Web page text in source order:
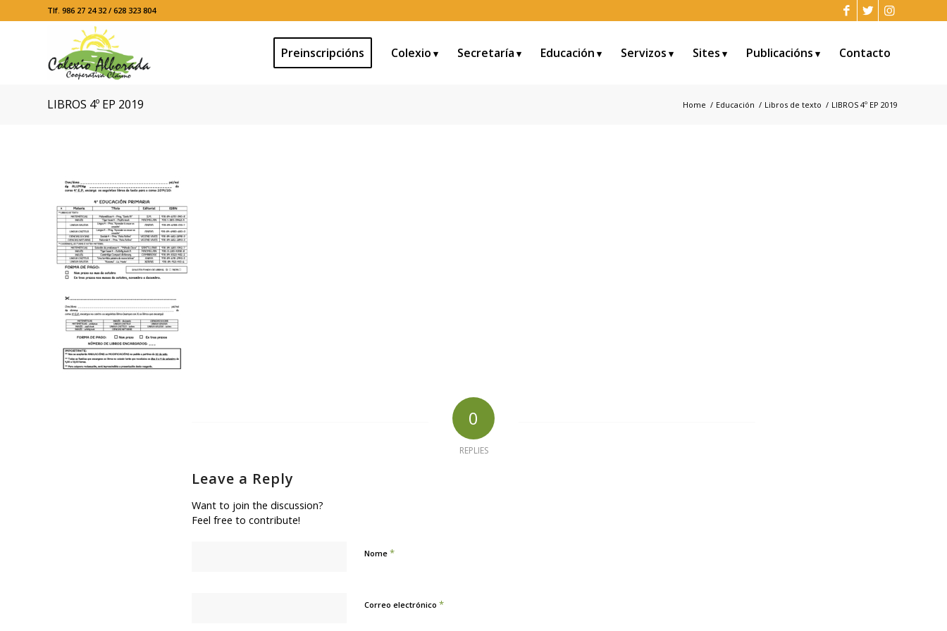
Tlf. 986 27 24 32 / 628 323 804
Preinscripcións Colexio Secretaría Educación Servizos Sites Publicacións Contacto
LIBROS 4º EP 2019 Home / Educación / Libros de texto / LIBROS 4º EP 2019
0
REPLIES
Leave a Reply
Want to join the discussion?
Feel free to contribute!
Nome *
Correo electrónico *